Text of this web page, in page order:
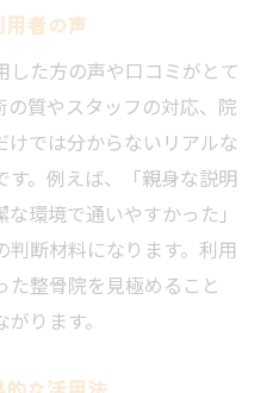
者の声
た方の声や口コミがとて
質やスタッフの対応、院
けでは分からないリアルな
。例えば、「親身な説明
環境で通いやすかった」
断材料になります。利用
整骨院を見極めること
ります。